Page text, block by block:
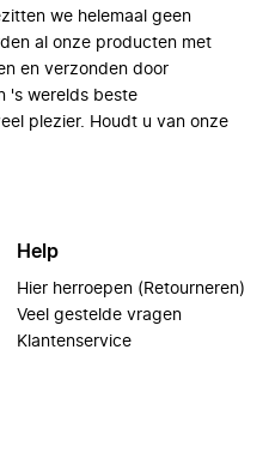
we helemaal geen
al onze producten met
en verzonden door
's werelds beste
plezier. Houdt u van onze
Help
Hier herroepen (Retourneren)
Veel gestelde vragen
Klantenservice